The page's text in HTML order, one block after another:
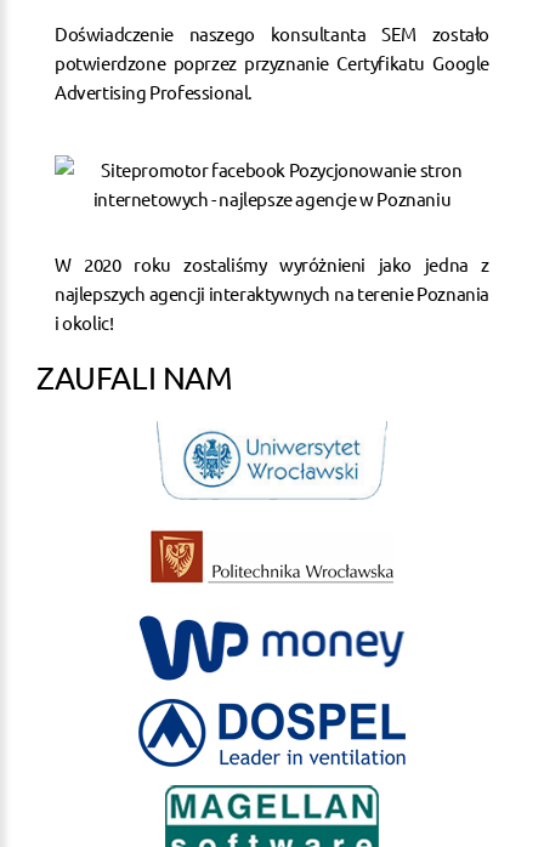
Doświadczenie naszego konsultanta SEM zostało
potwierdzone poprzez przyznanie Certyfikatu Google
Advertising Professional.
W 2020 roku zostaliśmy wyróżnieni jako jedna z
najlepszych agencji interaktywnych na terenie Poznania
i okolic!
ZAUFALI NAM